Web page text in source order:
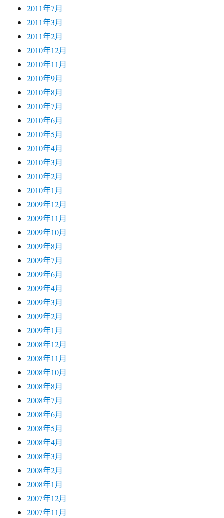
2011年7月
2011年3月
2011年2月
2010年12月
2010年11月
2010年9月
2010年8月
2010年7月
2010年6月
2010年5月
2010年4月
2010年3月
2010年2月
2010年1月
2009年12月
2009年11月
2009年10月
2009年8月
2009年7月
2009年6月
2009年4月
2009年3月
2009年2月
2009年1月
2008年12月
2008年11月
2008年10月
2008年8月
2008年7月
2008年6月
2008年5月
2008年4月
2008年3月
2008年2月
2008年1月
2007年12月
2007年11月